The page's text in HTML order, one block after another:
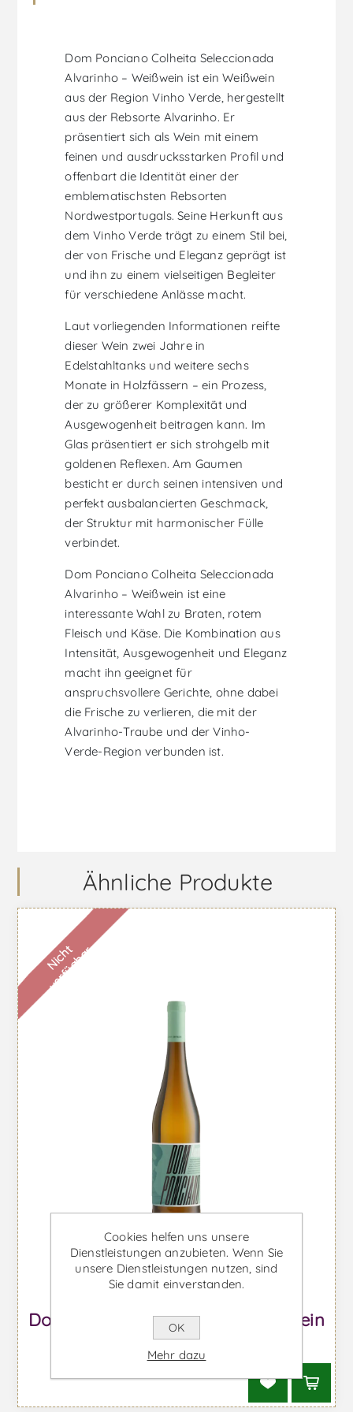
Dom Ponciano Colheita Seleccionada
Alvarinho – Weißwein ist ein Weißwein
aus der Region Vinho Verde, hergestellt
aus der Rebsorte Alvarinho. Er
präsentiert sich als Wein mit einem
feinen und ausdrucksstarken Profil und
offenbart die Identität einer der
emblematischsten Rebsorten
Nordwestportugals. Seine Herkunft aus
dem Vinho Verde trägt zu einem Stil bei,
der von Frische und Eleganz geprägt ist
und ihn zu einem vielseitigen Begleiter
für verschiedene Anlässe macht.
Laut vorliegenden Informationen reifte
dieser Wein zwei Jahre in
Edelstahltanks und weitere sechs
Monate in Holzfässern – ein Prozess,
der zu größerer Komplexität und
Ausgewogenheit beitragen kann. Im
Glas präsentiert er sich strohgelb mit
goldenen Reflexen. Am Gaumen
besticht er durch seinen intensiven und
perfekt ausbalancierten Geschmack,
der Struktur mit harmonischer Fülle
verbindet.
Dom Ponciano Colheita Seleccionada
Alvarinho – Weißwein ist eine
interessante Wahl zu Braten, rotem
Fleisch und Käse. Die Kombination aus
Intensität, Ausgewogenheit und Eleganz
macht ihn geeignet für
anspruchsvollere Gerichte, ohne dabei
die Frische zu verlieren, die mit der
Alvarinho-Traube und der Vinho-
Verde-Region verbunden ist.
Ähnliche Produkte
N
i
c
h
t
v
e
r
f
ü
g
b
a
r
Dom Ponciano Alvarinho - Weißwein
Ab €15,05 inkl. MwSt.
Cookies helfen uns unsere
Dienstleistungen anzubieten. Wenn Sie
unsere Dienstleistungen nutzen, sind
Sie damit einverstanden.
OK
Mehr dazu